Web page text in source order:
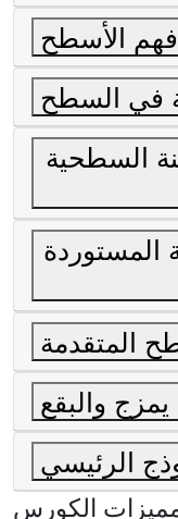
السطحية
المستوردة
الكورس